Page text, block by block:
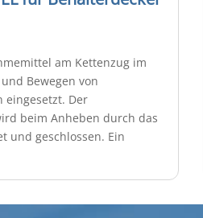
am Kettenzug im
Bewegen von
eingesetzt. Der
beim Anheben durch das
und geschlossen. Ein